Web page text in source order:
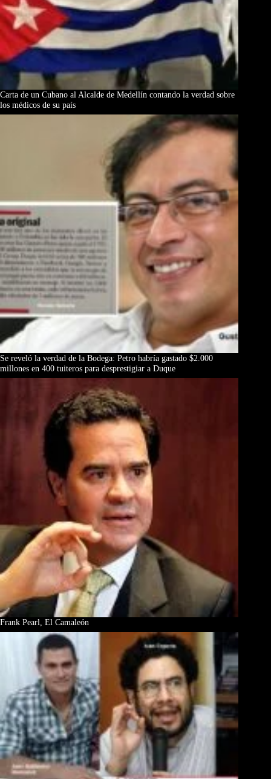
Carta de un Cubano al Alcalde de Medellín contando la verdad sobre
los médicos de su país
Se reveló la verdad de la Bodega: Petro habría gastado $2.000
millones en 400 tuiteros para desprestigiar a Duque
Frank Pearl, El Camaleón